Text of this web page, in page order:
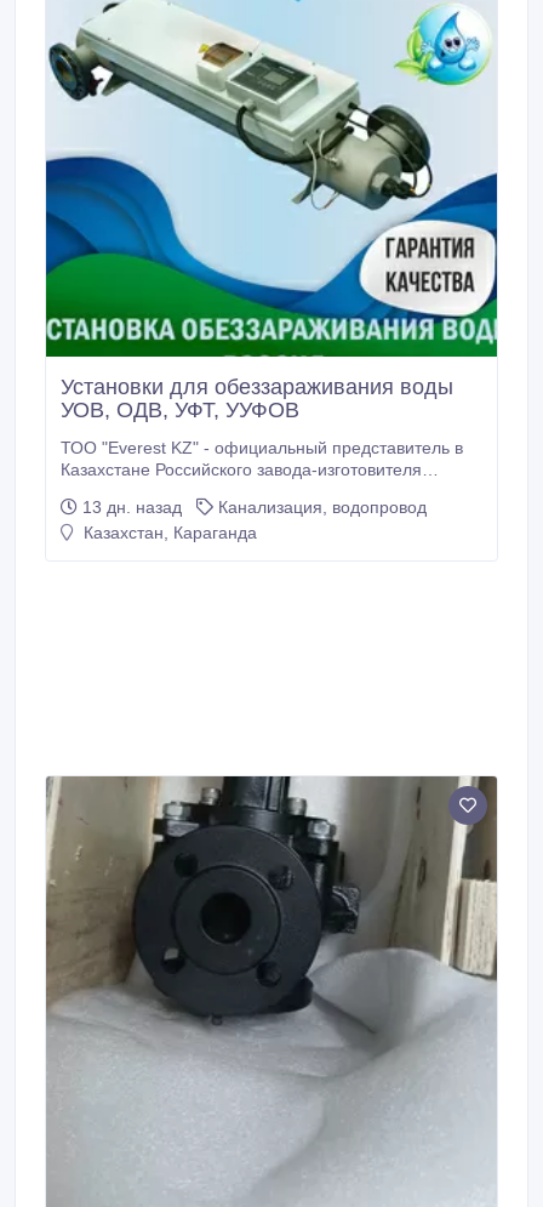
на предприятиях общественного питания,
медицинских и детских учреждениях, в быту и.
Установки для обеззараживания воды
УОВ, ОДВ, УФТ, УУФОВ
ТОО "Everest KZ" - официальный представитель в
Казахстане Российского завода-изготовителя
поставку установок по обеззараживанию питьевой и
сточной воды, оборотной и технической воды, для
13 дн. назад
Канализация, водопровод
Казахстан, Караганда